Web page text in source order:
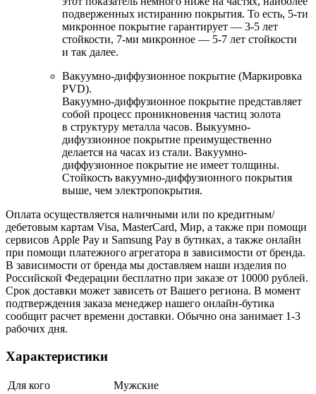
подверженных истиранию покрытия. То есть, 5-ти
микронное покрытие гарантирует — 3-5 лет
стойкости, 7-ми микронное — 5-7 лет стойкости
и так далее.
Вакуумно-диффузионное покрытие (Маркировка
PVD).
Вакуумно-диффузионное покрытие представляет
собой процесс проникновения частиц золота
в структуру металла часов. Выкуумно-
дифуззионное покрытие преимущественно
делается на часах из стали. Вакуумно-
диффузионное покрытие не имеет толщины.
Стойкость вакуумно-диффузионного покрытия
выше, чем электропокрытия.
Оплата осуществляется наличными или по кредитным/
дебетовым картам Visa, MasterCard, Мир, а также при помощи
сервисов Apple Pay и Samsung Pay в бутиках, а также онлайн
при помощи платежного агрегатора в зависимости от бренда.
В зависимости от бренда мы доставляем наши изделия по
Российской Федерации бесплатно при заказе от 10000 рублей.
Срок доставки может зависеть от Вашего региона. В момент
подтверждения заказа менеджер нашего онлайн-бутика
сообщит расчет времени доставки. Обычно она занимает 1-3
рабочих дня.
Характеристики
Для кого
Мужские